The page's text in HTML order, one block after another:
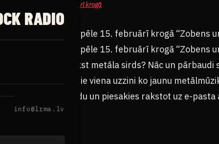
RADIO
info@lrma.lv
erudīcijas spēle 15. februārī krogā “Zobens
erudīcijas spēle 15. februārī krogā “Zobens
kam krūtīs pukst metāla sirds? Nāc un pārbaudi
ar draugiem un pie viena uzzini ko jaunu
4 cilvēku komandu un piesakies rakstot uz e-